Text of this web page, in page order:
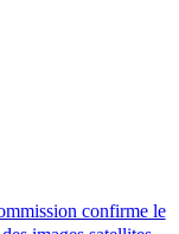
confirme le